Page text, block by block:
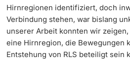
Hirnregionen identifiziert, doch
Verbindung stehen, war bislang
unserer Arbeit konnten wir
eine Hirnregion, die Bewegungen
Entstehung von RLS beteiligt sein